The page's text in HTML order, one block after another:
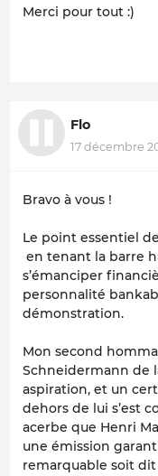
Merci pour tout :)
Flo
17 décembre
Bravo à vous !
Le point essentiel
en tenant la barre
s’émanciper
personnalité
démonstration.
Mon second
Schneidermann de
aspiration, et un
dehors de lui s’est
acerbe que Henri
une émission
remarquable soit dit